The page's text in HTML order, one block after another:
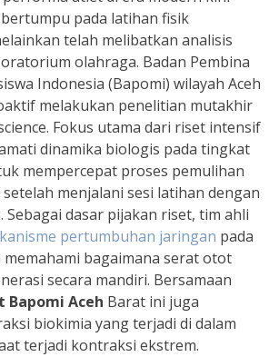
pada latihan fisik
telah melibatkan analisis
olahraga. Badan Pembina
Indonesia (Bapomi) wilayah Aceh
melakukan penelitian mutakhir
Fokus utama dari riset intensif
dinamika biologis pada tingkat
mempercepat proses pemulihan
menjalani sesi latihan dengan
dasar pijakan riset, tim ahli
pertumbuhan jaringan pada
bagaimana serat otot
secara mandiri. Bersamaan
Bapomi Aceh Barat ini juga
biokimia yang terjadi di dalam
terjadi kontraksi ekstrem.